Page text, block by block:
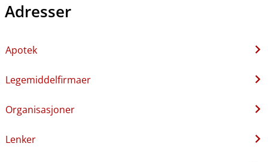
Adresser
Apotek
Legemiddelfirmaer
Organisasjoner
Lenker